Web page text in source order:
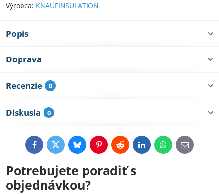
Výrobca: KNAUFINSULATION
Popis
Doprava
Recenzie 0
Diskusia 0
FacebookTwitterBlueskyPinterestRedditLinkedInWhatsApp
E-
mail
Potrebujete poradiť s
objednávkou?